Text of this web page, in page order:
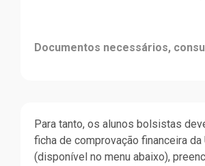
Documentos necessários,
Para tanto, os alunos bolsistas
ficha de comprovação financeira da
(disponível no menu abaixo),